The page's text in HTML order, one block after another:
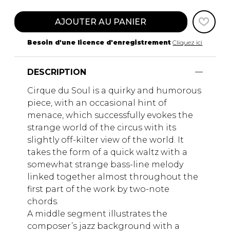
AJOUTER AU PANIER
Besoin d'une licence d'enregistrement Cliquez ici
DESCRIPTION
Cirque du Soul is a quirky and humorous
piece, with an occasional hint of
menace, which successfully evokes the
strange world of the circus with its
slightly off-kilter view of the world. It
takes the form of a quick waltz with a
somewhat strange bass-line melody
linked together almost throughout the
first part of the work by two-note
chords.
A middle segment illustrates the
composer’s jazz background with a